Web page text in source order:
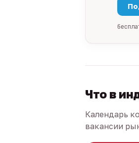
Что в
Календарь
вакансии